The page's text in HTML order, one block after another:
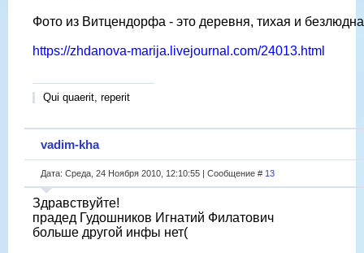
Фото из Витцендорфа - это деревня, тихая и
https://zhdanova-marija.livejournal.com/24013.html
Qui quaerit, reperit
vadim-kha
Дата: Среда, 24 Ноября 2010, 12:10:55 | Сообщение # 13
Здравствуйте!
прадед Гудошников Игнатий Филатович
больше другой инфы нет(